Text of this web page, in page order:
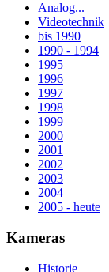
Analog...
Videotechnik
bis 1990
1990 - 1994
1995
1996
1997
1998
1999
2000
2001
2002
2003
2004
2005 - heute
Kameras
Historie